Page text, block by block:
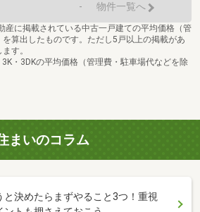
- 物件一覧へ
産に掲載されている中古一戸建ての平均価格（管
算出したものです。ただし5戸以上の掲載があ
す。
・3DKの平均価格（管理費・駐車場代などを除
まいのコラム
と決めたらまずやること3つ！重視